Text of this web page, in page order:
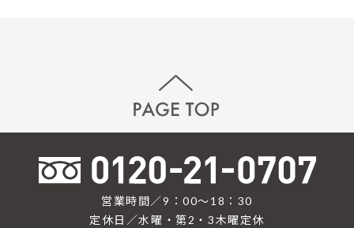
営業時間／9：00〜18：30
定休日／水曜・第2・3木曜定休